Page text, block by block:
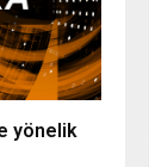
yönelik